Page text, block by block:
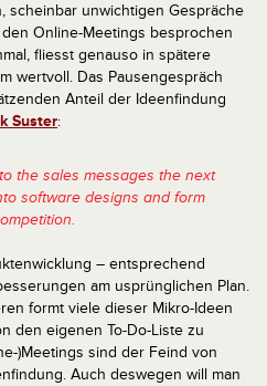
scheinbar unwichtigen Gespräche
Online-Meetings besprochen
fliesst genauso in spätere
wertvoll. Das Pausengespräch
Anteil der Ideenfindung
Suster:
the sales messages the next
software designs and form
– entsprechend
am usprünglichen Plan.
formt viele dieser Mikro-Ideen
den eigenen To-Do-Liste zu
)Meetings sind der Feind von
Auch deswegen will man